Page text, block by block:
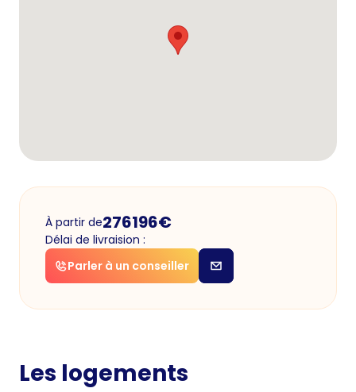
À partir de276196€
Délai de livraision :
Parler à un conseiller
Les logements